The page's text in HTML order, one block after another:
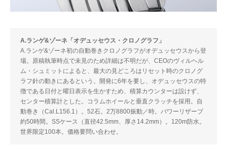
A.ランゲ&ゾーネ「オデュッセウス・クロノグラフ」
A.ランゲ&ゾーネ初の自動巻きクロノグラフがオデュッセウスから登
場。原稿執筆時点で未見のため詳細は不明だが、CEOのヴィルヘル
ム・シュミットによると、最大の見どころはリセット時のクロノグ
ラフ針の動きにあるという。開発に6年を要し、オデュッセウスの特
徴である日付と曜日表示を生かすため、積算カウンターは設けず、
センター積算計とした。コラムホイールと垂直クラッチを採用。自
動巻き（Cal.L156.1）。52石。2万8800振動／時。パワーリザーブ
約50時間。SSケース（直径42.5mm、厚さ14.2mm）。120m防水。
世界限定100本。価格要問い合わせ。